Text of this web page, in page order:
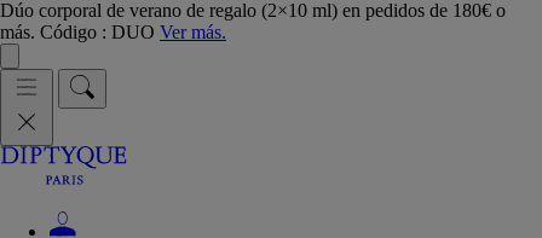
Dúo corporal de verano de regalo (2×10 ml) en pedidos de 180€ o
más. Código : DUO Ver más.